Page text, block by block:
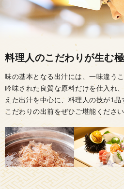
料理人のこだわりが生む
味の基本となる出汁には、一味違う
吟味された良質な原料だけを仕入れ
えた出汁を中心に、料理人の技が1品
こだわりの出前をぜひご堪能ください